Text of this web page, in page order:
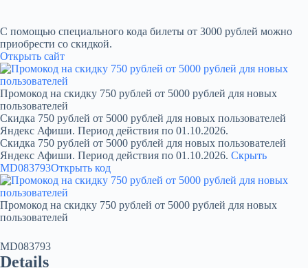
С помощью специального кода билеты от 3000 рублей можно
приобрести со скидкой.
Открыть сайт
Промокод на скидку 750 рублей от 5000 рублей для новых
пользователей
Скидка 750 рублей от 5000 рублей для новых пользователей
Яндекс Афиши. Период действия по 01.10.2026.
Скидка 750 рублей от 5000 рублей для новых пользователей
Яндекс Афиши. Период действия по 01.10.2026. Скрыть
MD083793Открыть код
Промокод на скидку 750 рублей от 5000 рублей для новых
пользователей
MD083793
Details